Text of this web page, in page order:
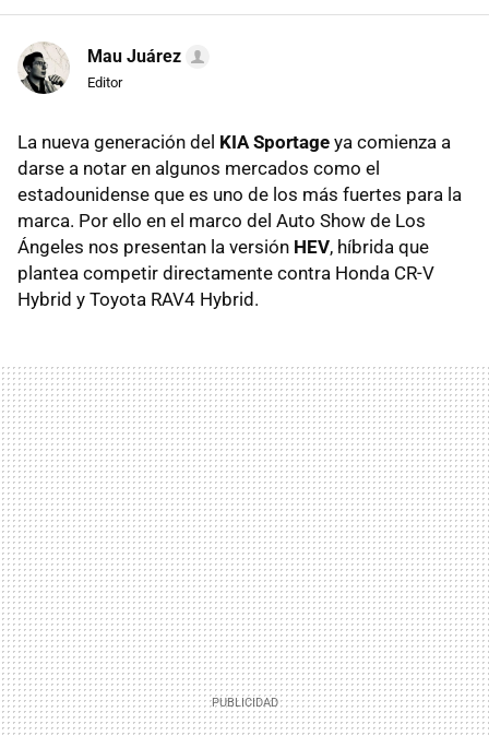
Mau Juárez
Editor
La nueva generación del KIA Sportage ya comienza a
darse a notar en algunos mercados como el
estadounidense que es uno de los más fuertes para la
marca. Por ello en el marco del Auto Show de Los
Ángeles nos presentan la versión HEV, híbrida que
plantea competir directamente contra Honda CR-V
Hybrid y Toyota RAV4 Hybrid.